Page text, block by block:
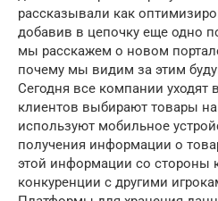
рассказывали как
добавив в цепочку еще одно
мы расскажем о новом
почему мы видим за этим
Сегодня все компании уходят
клиентов выбирают товары
используют мобильное
получения информации о
этой информации со стороны
конкуренции с другими